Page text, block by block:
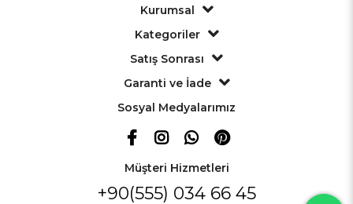
Kurumsal
Kategoriler
Satış Sonrası
Garanti ve İade
Sosyal Medyalarımız
Müşteri Hizmetleri
+90(555) 034 66 45